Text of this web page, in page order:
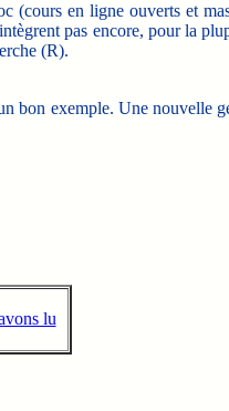
en ligne ouverts et
pas encore, pour la
(R).
bon exemple. Une nouvelle
lu